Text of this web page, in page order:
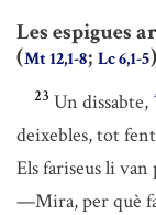
Les espigues
(Mt 12,1-8; Lc 6,1-5)
23 Un dissabte,
deixebles, tot
Els fariseus li
—Mira, per què